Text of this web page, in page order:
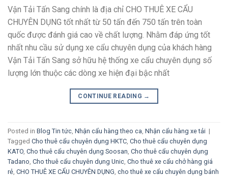
Vận Tải Tấn Sang chính là địa chỉ CHO THUÊ XE CẨU
CHUYÊN DỤNG tốt nhất từ 50 tấn đến 750 tấn trên toàn
quốc được đánh giá cao về chất lượng. Nhằm đáp ứng tốt
nhất nhu cầu sử dụng xe cẩu chuyên dụng của khách hàng
Vận Tải Tấn Sang sở hữu hệ thống xe cẩu chuyên dụng số
lượng lớn thuộc các dòng xe hiện đại bậc nhất
CONTINUE READING →
Posted in Blog Tin tức Nhận cẩu hàng theo ca Nhận cẩu hàng xe tải |
Tagged Cho thuê cẩu chuyên dụng HKTC Cho thuê cẩu chuyên dụng
KATO Cho thuê cẩu chuyên dụng Soosan Cho thuê cẩu chuyên dụng
Tadano Cho thuê cẩu chuyên dụng Unic Cho thuê xe cẩu chở hàng giá
rẻ CHO THUÊ XE CẨU CHUYÊN DỤNG cho thuê xe cẩu chuyên dụng bánh